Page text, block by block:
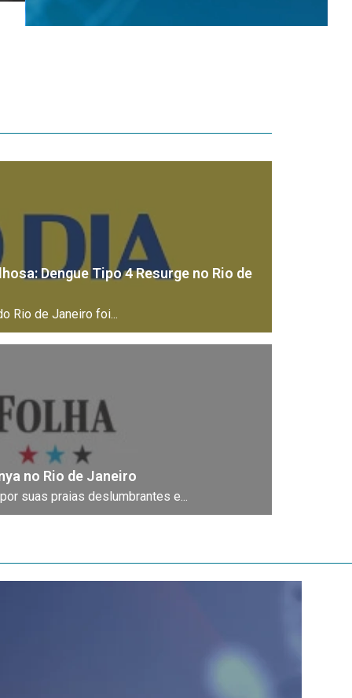
Dengue Tipo 4 Resurge no Rio de
Rio de Janeiro foi...
no Rio de Janeiro
suas praias deslumbrantes e...